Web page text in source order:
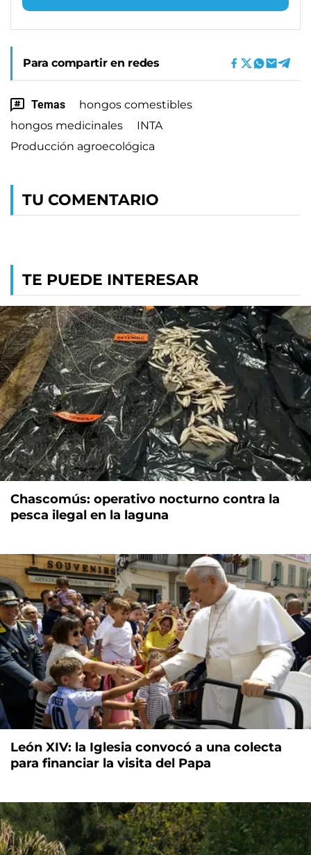
Para compartir en redes
Temas
hongos comestibles
hongos medicinales
INTA
Producción agroecológica
TU COMENTARIO
TE PUEDE INTERESAR
Chascomús: operativo nocturno contra la
pesca ilegal en la laguna
León XIV: la Iglesia convocó a una colecta
para financiar la visita del Papa